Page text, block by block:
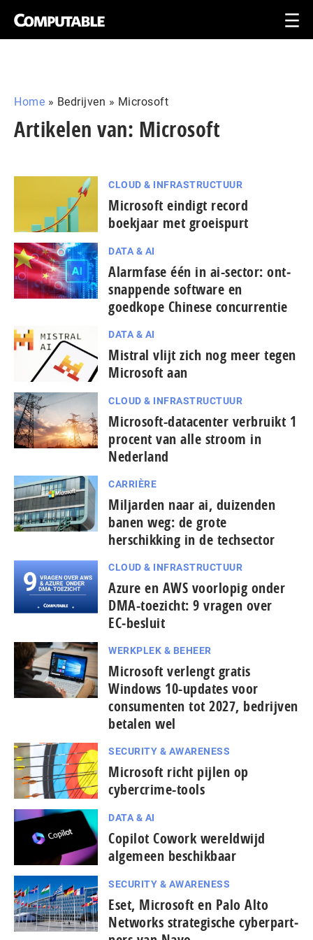
Home » Bedrijven » Microsoft
Artikelen van: Microsoft
CLOUD & INFRASTRUCTUUR
Microsoft eindigt record
boekjaar met groeispurt
DATA & AI
Alarmfase één in ai-sector: ont­
snap­pen­de software en
goedkope Chinese con­cur­ren­tie
DATA & AI
Mistral vlijt zich nog meer tegen
Microsoft aan
CLOUD & INFRASTRUCTUUR
Microsoft-datacenter verbruikt 1
procent van alle stroom in
Nederland
CARRIÈRE
Miljarden naar ai, duizenden
banen weg: de grote
herschikking in de techsector
CLOUD & INFRASTRUCTUUR
Azure en AWS voorlopig onder
DMA-toezicht: 9 vragen over
EC‑besluit
WERKPLEK & BEHEER
Microsoft verlengt gratis
Windows 10-updates voor
consumenten tot 2027, bedrijven
betalen wel
SECURITY & AWARENESS
Microsoft richt pijlen op
cybercrime-tools
DATA & AI
Copilot Cowork wereldwijd
algemeen beschikbaar
SECURITY & AWARENESS
Eset, Microsoft en Palo Alto
Networks stra­te­gi­sche cy­ber­part­